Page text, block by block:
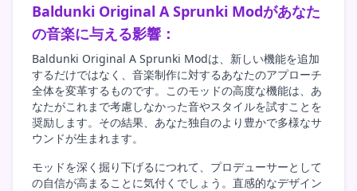
Baldunki Original A Sprunki Modがあなた
の音楽に与える影響：
Baldunki Original A Sprunki Modは、新しい機能を追加
するだけではなく、音楽制作に対するあなたのアプローチ
全体を変革するものです。このモッドの高度な機能は、あ
なたがこれまで考慮しなかった音やスタイルを試すことを
奨励します。その結果、あなた独自のより豊かで多様なサ
ウンドが生まれます。
モッドを深く掘り下げるにつれて、プロデューサーとして
の自信が高まることに気付くでしょう。直感的なデザイン